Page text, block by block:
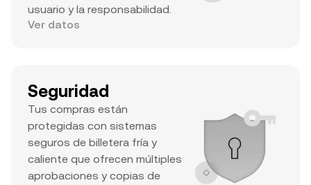
usuario y la responsabilidad.
Ver datos
Seguridad
Tus compras están
protegidas con sistemas
seguros de billetera fría y
caliente que ofrecen múltiples
aprobaciones y copias de